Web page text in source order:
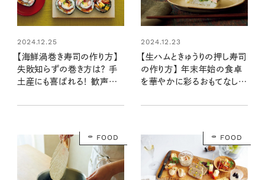
2024.12.25
【海鮮渦巻き寿司の作り方】
失敗知らずの巻き方は？ 手
土産にも喜ばれる！ 歓声あ
ピ・しらいのりこさん
2024.12.23
【生ハムときゅうりの押し寿司
の作り方】 年末年始の食卓
を華やかに彩るおもてなしご
ん
FOOD FOOD